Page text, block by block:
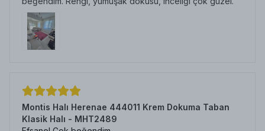
Montis Halı Herenae 444011 Krem Dokuma Taban
Klasik Halı - MHT2489